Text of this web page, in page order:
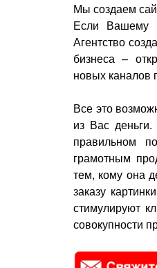
Мы создаем
Если Вашему
Агентство
бизнеса –
новых каналов
Все это
из Вас деньги.
правильном
грамотным
тем, кому она
заказу
стимулируют
совокупности